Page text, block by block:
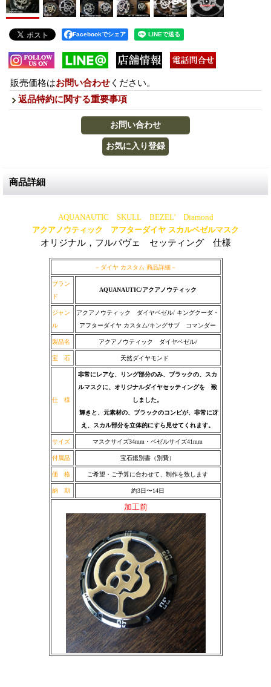
Facebookでシェア
販売価格はお問い合わせ ください。
返品特約に関する重要事項
商品詳細
AQUANAUTIC SKULL BEZEL’ Diamond
アクアノウティック アフターダイヤ スカルベゼルマスク
オリジナル，フルパヴェ セッティング 仕様
－ダイヤ カスタム 商品詳細－
ブラン
ド
AQUANAUTIC/アクアノウティック
ジャン
ル
アクアノウティック ダイヤベゼル/ キングクーダ・
アフターダイヤ カスタム/キングサブ コマンダー
製品名 アクアノウティック ダイヤベゼル/
宝 石 天然ダイヤモンド
仕 様
非常にレアな、リング部分のみ、ブラックの、スカ
ルマスクに、オリジナルダイヤセッティングを 致
しました。
輝きと、元素材の、ブラックのコンビが、非常に冴
え、スカル部分を立体的にすら見せてくれます。
サイズ マスクサイズ34mm・ベゼルサイズ41mm
付属品 宝石鑑別書（別費）
価 格 ご希望・ご予算に合わせて、 制作を致します
納 期 約3日〜14日
加工前